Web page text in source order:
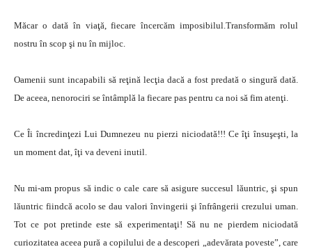
Măcar o dată în viaţă, fiecare încercăm imposibilul.Transformăm rolul
nostru în scop şi nu în mijloc.
Oamenii sunt incapabili să reţină lecţia dacă a fost predată o singură dată.
De aceea, nenorociri se întâmplă la fiecare pas pentru ca noi să fim atenţi.
Ce Îi încredinţezi Lui Dumnezeu nu pierzi niciodată!!! Ce îţi însuşeşti, la
un moment dat, îţi va deveni inutil.
Nu mi-am propus să indic o cale care să asigure succesul lăuntric, şi spun
lăuntric fiindcă acolo se dau valori învingerii şi înfrângerii crezului uman.
Tot ce pot pretinde este să experimentaţi! Să nu ne pierdem niciodată
curiozitatea aceea pură a copilului de a descoperi „adevărata poveste”, care